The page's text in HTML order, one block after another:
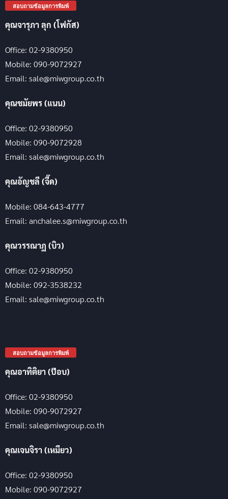
สอบถามข้อมูลการพิมพ์
คุณจารุภา ลุก (โฟกัส)
Office: 02-9380950
Mobile: 090-9072927
Email: sale@miwgroup.co.th
คุณชมัยพร (แนน)
Office: 02-9380950
Mobile: 090-9072928
Email: sale@miwgroup.co.th
คุณอัญชลี (จี๊ด)
Mobile: 084-643-4777
Email: anchalee.s@miwgroup.co.th
คุณวรรณาฏ (บิว)
Office: 02-9380950
Mobile: 092-3538232
Email: sale@miwgroup.co.th
สอบถามข้อมูลการพิมพ์
คุณอาทิติยา (ป๊อบ)
Office: 02-9380950
Mobile: 090-9072927
Email: sale@miwgroup.co.th
คุณเจนจิรา (เหมียว)
Office: 02-9380950
Mobile: 090-9072927